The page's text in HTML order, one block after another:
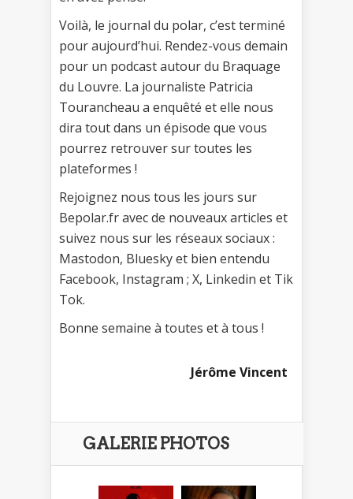
Voilà, le journal du polar, c’est terminé
pour aujourd’hui. Rendez-vous demain
pour un podcast autour du Braquage
du Louvre. La journaliste Patricia
Tourancheau a enquêté et elle nous
dira tout dans un épisode que vous
pourrez retrouver sur toutes les
plateformes !
Rejoignez nous tous les jours sur
Bepolar.fr avec de nouveaux articles et
suivez nous sur les réseaux sociaux :
Mastodon, Bluesky et bien entendu
Facebook, Instagram ; X, Linkedin et Tik
Tok.
Bonne semaine à toutes et à tous !
Jérôme Vincent
GALERIE PHOTOS